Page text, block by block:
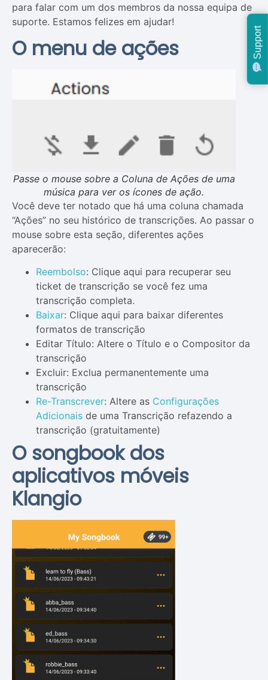
para falar com um dos membros da nossa equipa de
suporte. Estamos felizes em ajudar!
O menu de ações
Passe o mouse sobre a Coluna de Ações de uma
música para ver os ícones de ação.
Você deve ter notado que há uma coluna chamada
“Ações” no seu histórico de transcrições. Ao passar o
mouse sobre esta seção, diferentes ações
aparecerão:
Reembolso: Clique aqui para recuperar seu
ticket de transcrição se você fez uma
transcrição completa.
Baixar: Clique aqui para baixar diferentes
formatos de transcrição
Editar Título: Altere o Título e o Compositor da
transcrição
Excluir: Exclua permanentemente uma
transcrição
Re-Transcrever: Altere as Configurações
Adicionais de uma Transcrição refazendo a
transcrição (gratuitamente)
O songbook dos
aplicativos móveis
Klangio
Support